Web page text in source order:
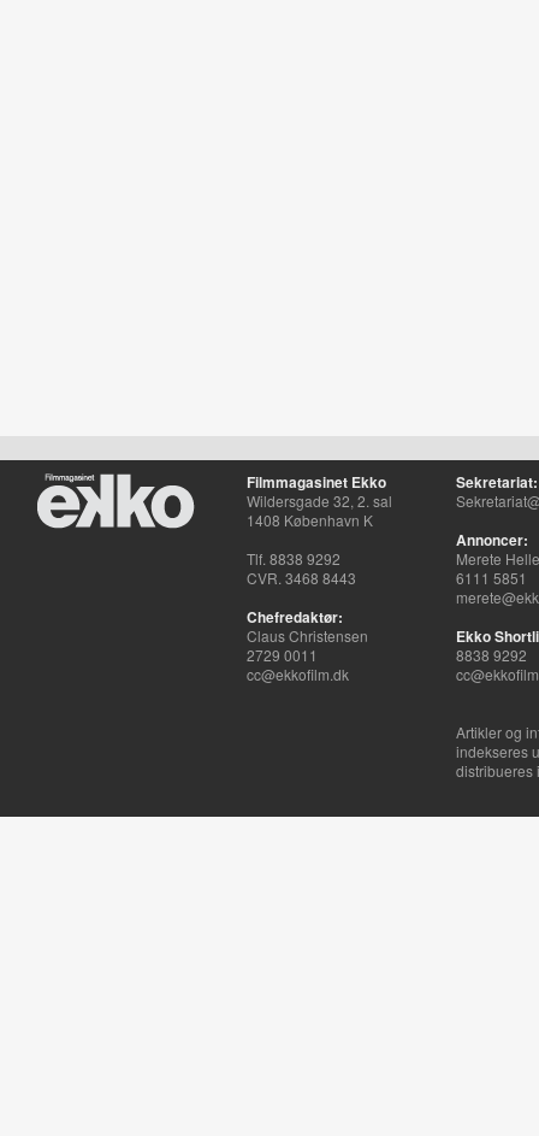
Filmmagasinet Ekko
Wildersgade 32, 2. sal
1408 København K
Tlf. 8838 9292
CVR. 3468 8443
Chefredaktør:
Claus Christensen
2729 0011
cc@ekkofilm.dk
Sekretariat:
Annoncer:
Merete
6111 5851
Ekko
8838 9292
Artikler og
indekseres
distribueres